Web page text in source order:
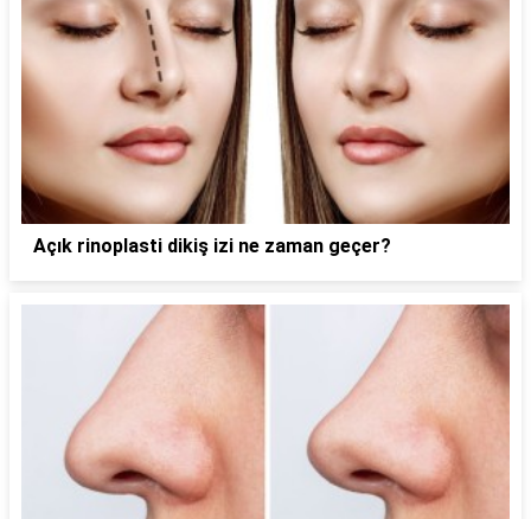
Açık rinoplasti dikiş izi ne zaman geçer?